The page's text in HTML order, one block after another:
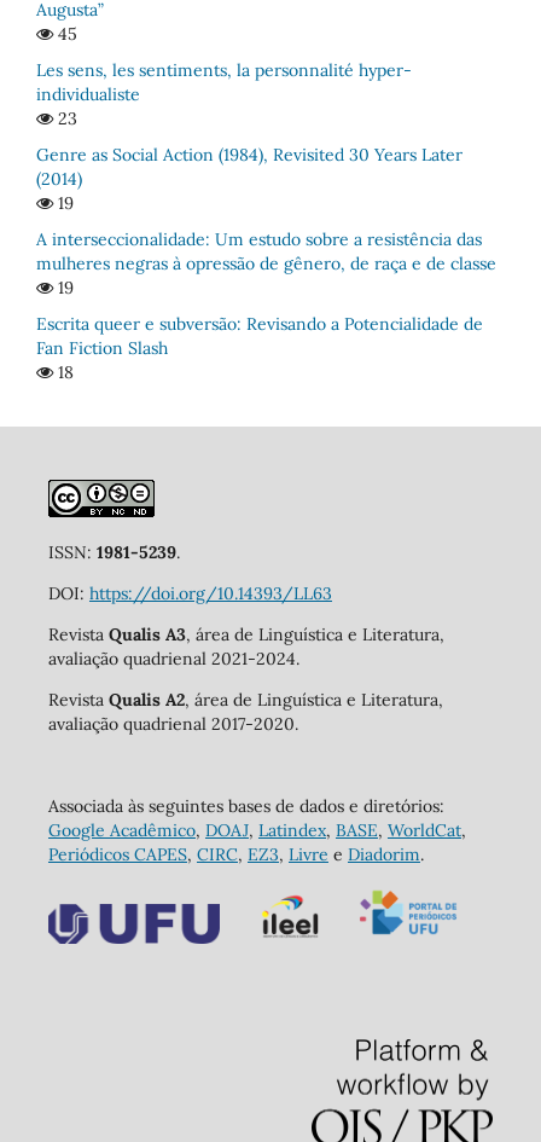
Augusta”
45
Les sens, les sentiments, la personnalité hyper-
individualiste
23
Genre as Social Action (1984), Revisited 30 Years Later
(2014)
19
A interseccionalidade: Um estudo sobre a resistência das
mulheres negras à opressão de gênero, de raça e de classe
19
Escrita queer e subversão: Revisando a Potencialidade de
Fan Fiction Slash
18
ISSN: 1981-5239.
DOI: https://doi.org/10.14393/LL63
Revista Qualis A3, área de Linguística e Literatura,
avaliação quadrienal 2021-2024.
Revista Qualis A2, área de Linguística e Literatura,
avaliação quadrienal 2017-2020.
Associada às seguintes bases de dados e diretórios:
Google Acadêmico, DOAJ, Latindex, BASE, WorldCat,
Periódicos CAPES, CIRC, EZ3, Livre e Diadorim.